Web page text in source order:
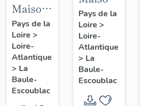
Maison
dite villa
balnéaire
Lou
Paty, 8
allée
Cavalière
Pays de la
Loire >
Loire-
Atlantique
> La
Baule-
Escoublac
dite villa
balnéaire
La
Maritaye
puis Le
Logis
Saint-
Pays de la
Loire >
Loire-
Atlantique
> La
Baule-
Escoublac